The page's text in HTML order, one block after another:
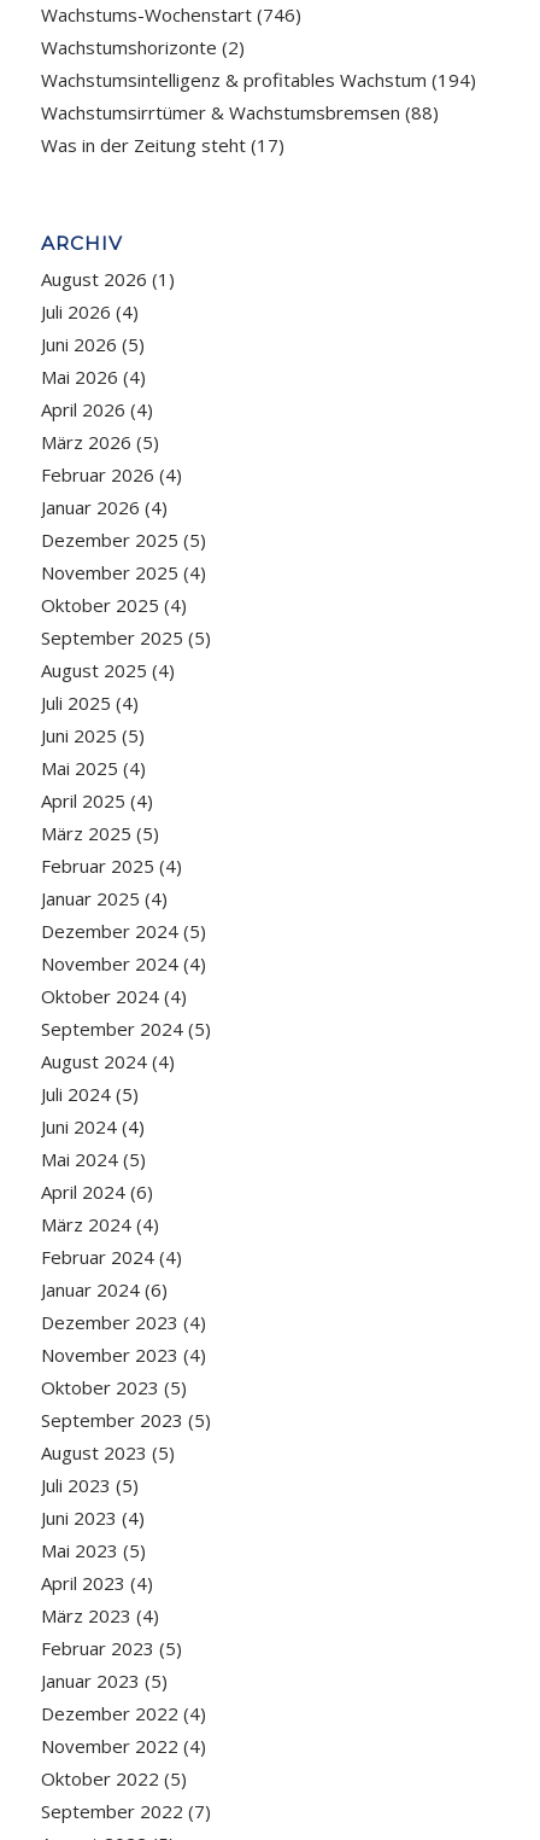
Wachstums-Wochenstart(746)
Wachstumshorizonte (2)
Wachstumsintelligenz & profitables Wachstum (194)
Wachstumsirrtümer & Wachstumsbremsen (88)
Was in der Zeitung steht(17)
ARCHIV
August 2026 (1)
Juli 2026 (4)
Juni 2026 (5)
Mai 2026 (4)
April 2026 (4)
März 2026 (5)
Februar 2026 (4)
Januar 2026 (4)
Dezember 2025 (5)
November 2025 (4)
Oktober 2025 (4)
September 2025 (5)
August 2025 (4)
Juli 2025 (4)
Juni 2025 (5)
Mai 2025 (4)
April 2025 (4)
März 2025 (5)
Februar 2025 (4)
Januar 2025 (4)
Dezember 2024(5)
November 2024(4)
Oktober 2024(4)
September 2024(5)
August 2024(4)
Juli 2024(5)
Juni 2024(4)
Mai 2024(5)
April 2024(6)
März 2024(4)
Februar 2024(4)
Januar 2024(6)
Dezember 2023 (4)
November 2023 (4)
Oktober 2023 (5)
September 2023 (5)
August 2023 (5)
Juli 2023 (5)
Juni 2023 (4)
Mai 2023 (5)
April 2023 (4)
März 2023 (4)
Februar 2023 (5)
Januar 2023 (5)
Dezember 2022 (4)
November 2022 (4)
Oktober 2022 (5)
September 2022 (7)